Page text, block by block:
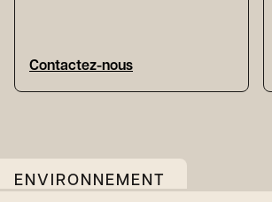
Contactez-nous
ENVIRONNEMENT